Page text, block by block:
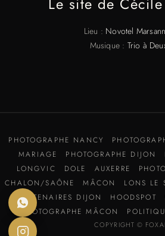
Lieu : Novotel
Musique : Trio à
PHOTOGRAPHE NANCY
MARIAGE
PHOTOGRAPHE DIJON
LONGVIC
DOLE AUXERRE
CHALON/SAÔNE
MÂCON LONS LE
PARTENAIRES DIJON
HOODSPOT
PHOTOGRAPHE MÂCON
COPYRIGHT ©